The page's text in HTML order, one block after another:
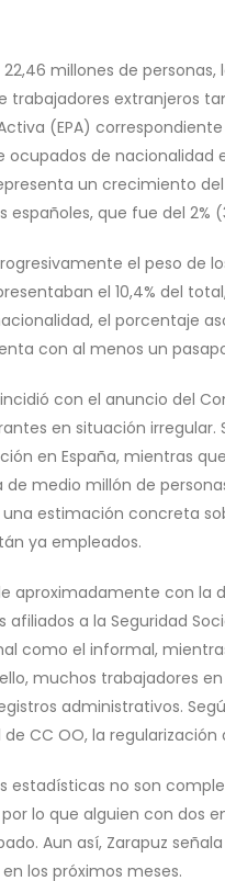
millones de
trabajadores extranjeros
(EPA)
ocupados de nacionalidad
un crecimiento
que fue del 2%
el peso de
el 10,4% del
el porcentaje
con al menos un
con el anuncio del
en situación irregular.
en España, mientras
medio millón de
estimación concreta
ya empleados.
aproximadamente con la
afiliados a la Seguridad
como el informal,
muchos trabajadores
administrativos.
CC OO, la regularización
estadísticas no son
lo que alguien con dos
Aun así, Zarapuz
los próximos meses.